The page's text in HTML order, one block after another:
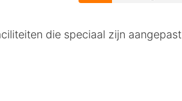
die speciaal zijn aangepast